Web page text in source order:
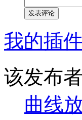
发表评论
我的插
该发布
曲线